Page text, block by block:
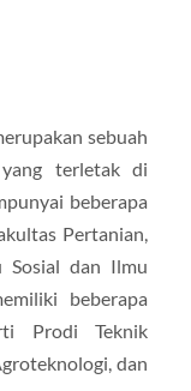
sebuah
terletak di
beberapa
Pertanian,
Sosial dan Ilmu
beberapa
Prodi Teknik
dan